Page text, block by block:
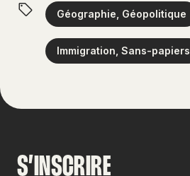
Géographie, Géopolitique
Immigration, Sans-papiers
S’INSCRIRE